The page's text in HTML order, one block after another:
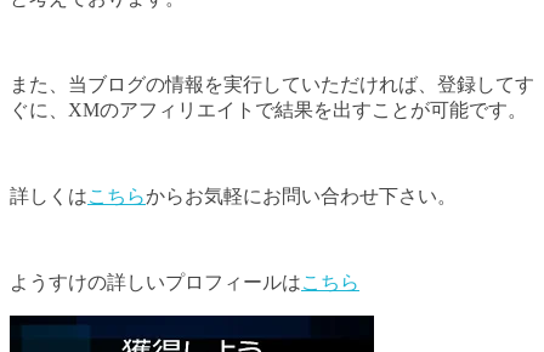
また、当ブログの情報を実行していただければ、登録してす
ぐに、XMのアフィリエイトで結果を出すことが可能です。
詳しくはこちらからお気軽にお問い合わせ下さい。
ようすけの詳しいプロフィールはこちら